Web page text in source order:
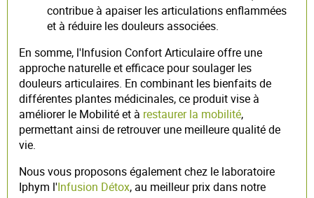
contribue à apaiser les articulations enflammées
et à réduire les douleurs associées.
En somme, l'Infusion Confort Articulaire offre une
approche naturelle et efficace pour soulager les
douleurs articulaires. En combinant les bienfaits de
différentes plantes médicinales, ce produit vise à
améliorer le Mobilité et à restaurer la mobilité,
permettant ainsi de retrouver une meilleure qualité de
vie.
Nous vous proposons également chez le laboratoire
Iphym l'Infusion Détox, au meilleur prix dans notre